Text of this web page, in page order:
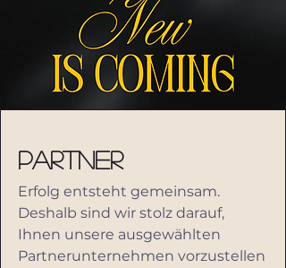
Partner
Erfolg entsteht gemeinsam.
Deshalb sind wir stolz darauf,
Ihnen unsere ausgewählten
Partnerunternehmen vorzustellen